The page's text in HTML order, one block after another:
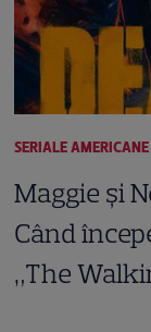
SERIALE AMERICANE
Maggie și
Când
„The